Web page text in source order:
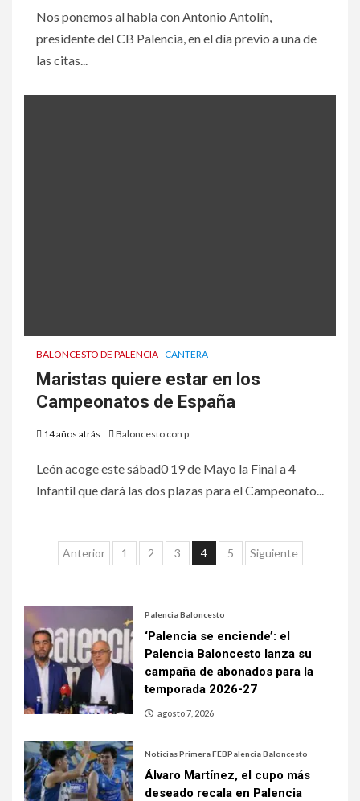
Nos ponemos al habla con Antonio Antolín,
presidente del CB Palencia, en el día previo a una de
las citas...
BALONCESTO DE PALENCIA CANTERA
Maristas quiere estar en los
Campeonatos de España
14 años atrás Baloncesto con p
León acoge este sábad0 19 de Mayo la Final a 4
Infantil que dará las dos plazas para el Campeonato...
Anterior 1 2 3 4 5 Siguiente
Palencia Baloncesto
‘Palencia se enciende’: el
Palencia Baloncesto lanza su
campaña de abonados para la
temporada 2026-27
agosto 7, 2026
Noticias Primera FEBPalencia Baloncesto
Álvaro Martínez, el cupo más
deseado recala en Palencia